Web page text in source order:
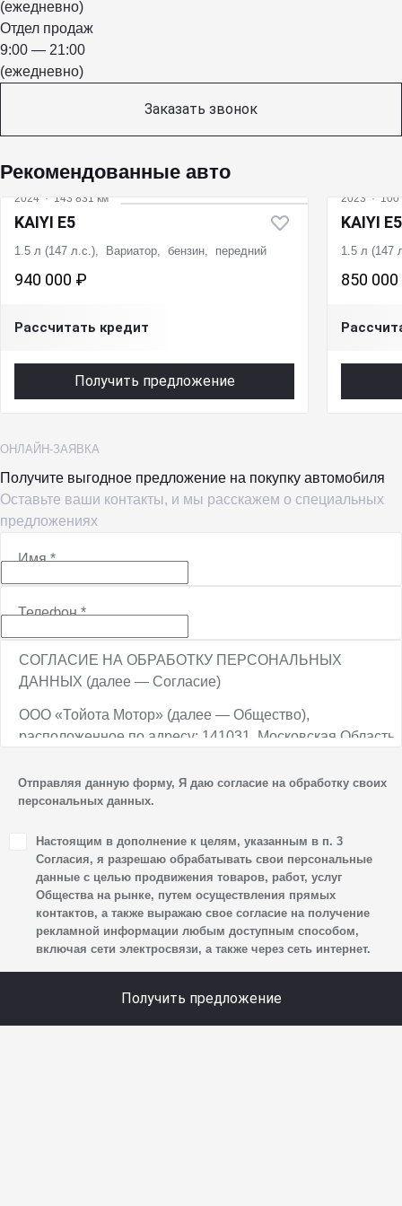
(ежедневно)
Отдел продаж
9:00 — 21:00
(ежедневно)
Заказать звонок
Рекомендованные авто
2024 · 143 831 км
KAIYI E5
1.5 л (147 л.с.), Вариатор, бензин, передний
940 000 ₽
Рассчитать кредит
Получить предложение
2023 ·
KAIYI E5
1.5 л (147
850
ОНЛАЙН-ЗАЯВКА
Получите выгодное предложение на покупку автомобиля
Оставьте ваши контакты, и мы расскажем о специальных
предложениях
Имя*
Телефон*
СОГЛАСИЕ НА ОБРАБОТКУ ПЕРСОНАЛЬНЫХ
ДАННЫХ (далее — Согласие)
ООО «Тойота Мотор» (далее — Общество),
расположенное по адресу: 141031, Московская Область,
Автомобильный, стр. 5А/1, является оператором
персональных данных.
1. Настоящим я даю согласие Обществу на обработку
своих персональных данных, а именно: имени, отчества,
фамилии, контактных данных (включая номер телефона
и адрес электронной почты), адреса, сведений
о впечатлениях, интересах, предпочтениях
к автомобилю(-ям) и товарам/услугам, IP-адреса,
сайта, уникального идентификатора посетителя сайта,
предпочтительного времени и способа для контакта,
Отправляя данную форму, Я даю согласие на обработку своих
персональных данных.
Настоящим в дополнение к целям, указанным в п. 3
Согласия, я разрешаю обрабатывать свои персональные
данные с целью продвижения товаров, работ, услуг
Общества на рынке, путем осуществления прямых
контактов, а также выражаю свое согласие на получение
рекламной информации любым доступным способом,
включая сети электросвязи, а также через сеть интернет.
Получить предложение